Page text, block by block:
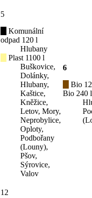
5
Komunální
odpad 120 l
Hlubany
Plast 1100 l
Buškovice,
Dolánky,
Hlubany,
Kaštice,
Kněžice,
Letov, Mory,
Neprobylice,
Oploty,
Podbořany
(Louny),
Pšov,
Sýrovice,
Valov
6
Bio
Bio 240 l
12